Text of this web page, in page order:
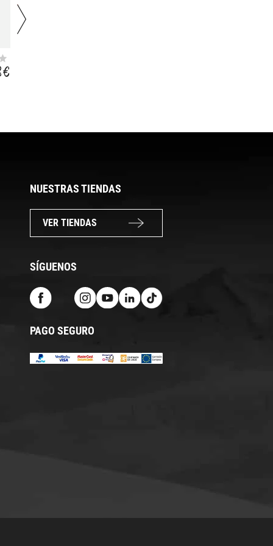
€
NUESTRAS TIENDAS
VER TIENDAS
SÍGUENOS
PAGO SEGURO